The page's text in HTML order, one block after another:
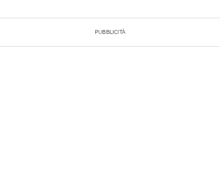
PUBBLICITÀ